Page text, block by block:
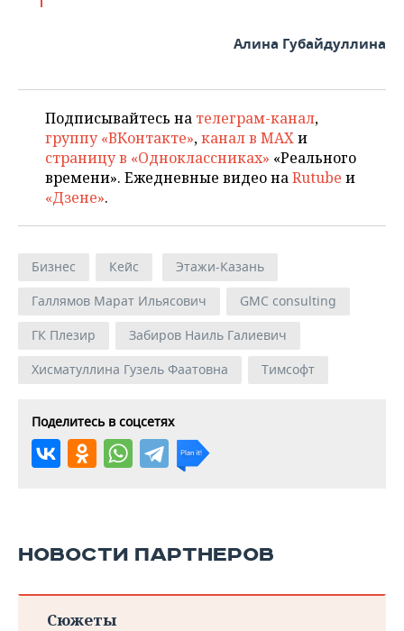
Алина Губайдуллина
Подписывайтесь на телеграм-канал,
группу «ВКонтакте»,канал в MAXи
страницу в «Одноклассниках» «Реального
времени». Ежедневные видео наRutube и
«Дзене».
Бизнес Кейс
Этажи-Казань
Галлямов Марат Ильясович
GMC consulting
ГК Плезир
Забиров Наиль Галиевич
Хисматуллина Гузель Фаатовна
Тимсофт
Поделитесь в соцсетях
НОВОСТИ ПАРТНЕРОВ
Сюжеты